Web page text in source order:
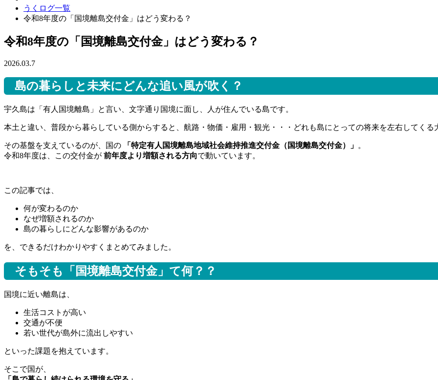
うくログ一覧
令和8年度の「国境離島交付金」はどう変わる？
令和8年度の「国境離島交付金」はどう変わる？
2026.03.7
島の暮らしと未来にどんな追い風が吹く？
宇久島は「有人国境離島」と言い、文字通り国境に面し、人が住んでいる島です。
本土と違い、普段から暮らしている側からすると、航路・物価・雇用・観光・・・どれも島にとっての将来を左右してくる
その基盤を支えているのが、国の 「特定有人国境離島地域社会維持推進交付金（国境離島交付金）」 。
令和8年度は、この交付金が 前年度より増額される方向で動いています。
この記事では、
何が変わるのか
なぜ増額されるのか
島の暮らしにどんな影響があるのか
を、できるだけわかりやすくまとめてみました。
そもそも「国境離島交付金」て何？？
国境に近い離島は、
生活コストが高い
交通が不便
若い世代が島外に流出しやすい
といった課題を抱えています。
そこで国が、